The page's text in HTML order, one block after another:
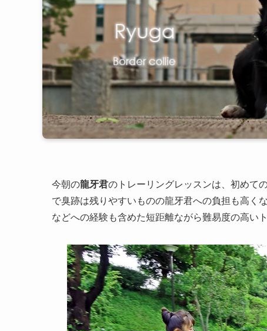
今朝の龍牙君のトレーリングレッスンは、初めて
で臭跡は残りやすいものの龍牙君への負担も高く
などへの経験も含めた短距離ながら難易度の高い